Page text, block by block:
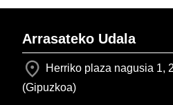
Arrasateko Udala
Herriko plaza nagusia 1,
(Gipuzkoa)